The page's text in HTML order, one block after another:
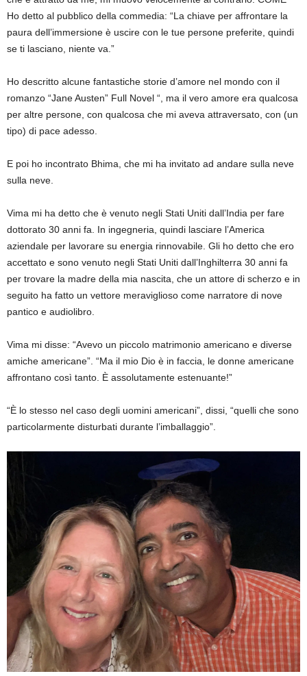
Ho detto al pubblico della commedia: “La chiave per affrontare la
paura dell’immersione è uscire con le tue persone preferite, quindi
se ti lasciano, niente va.”
Ho descritto alcune fantastiche storie d’amore nel mondo con il
romanzo “Jane Austen” Full Novel “, ma il vero amore era qualcosa
per altre persone, con qualcosa che mi aveva attraversato, con (un
tipo) di pace adesso.
E poi ho incontrato Bhima, che mi ha invitato ad andare sulla neve
sulla neve.
Vima mi ha detto che è venuto negli Stati Uniti dall’India per fare
dottorato 30 anni fa. In ingegneria, quindi lasciare l’America
aziendale per lavorare su energia rinnovabile. Gli ho detto che ero
accettato e sono venuto negli Stati Uniti dall’Inghilterra 30 anni fa
per trovare la madre della mia nascita, che un attore di scherzo e in
seguito ha fatto un vettore meraviglioso come narratore di nove
pantico e audiolibro.
Vima mi disse: “Avevo un piccolo matrimonio americano e diverse
amiche americane”. “Ma il mio Dio è in faccia, le donne americane
affrontano così tanto. È assolutamente estenuante!”
“È lo stesso nel caso degli uomini americani”, dissi, “quelli che sono
particolarmente disturbati durante l’imballaggio”.